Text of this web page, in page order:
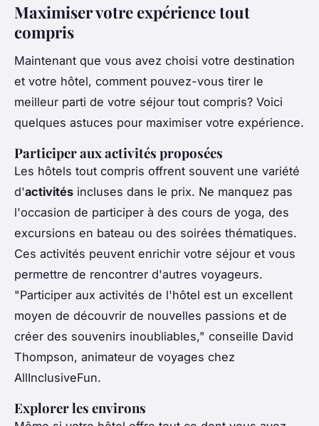
Maximiser votre expérience tout
compris
Maintenant que vous avez choisi votre destination
et votre hôtel, comment pouvez-vous tirer le
meilleur parti de votre séjour tout compris? Voici
quelques astuces pour maximiser votre expérience.
Participer aux activités proposées
Les hôtels tout compris offrent souvent une variété
d'activités incluses dans le prix. Ne manquez pas
l'occasion de participer à des cours de yoga, des
excursions en bateau ou des soirées thématiques.
Ces activités peuvent enrichir votre séjour et vous
permettre de rencontrer d'autres voyageurs.
"Participer aux activités de l'hôtel est un excellent
moyen de découvrir de nouvelles passions et de
créer des souvenirs inoubliables," conseille David
Thompson, animateur de voyages chez
AllInclusiveFun.
Explorer les environs